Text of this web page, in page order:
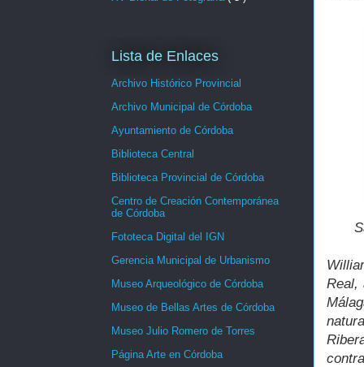
Real,
Lista de Enlaces
Archivo Histórico Provincial
Archivo Municipal de Córdoba
Ayuntamiento de Córdoba
Biblioteca Central
Biblioteca Provincial de Córdoba
Centro de Creación Contemporánea
de Córdoba
Fototeca Digital del IGN
Gerencia Municipal de Urbanismo
Museo Arqueológico de Córdoba
Museo de Bellas Artes de Córdoba
Museo Julio Romero de Torres
Página Arte en Córdoba